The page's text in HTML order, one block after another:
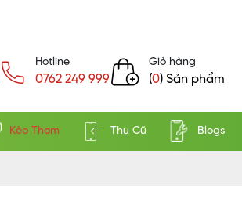
Hotline
0762 249 999
Giỏ hàng
(0) Sản phẩm
Kèo Thơm Thu Cũ Blogs